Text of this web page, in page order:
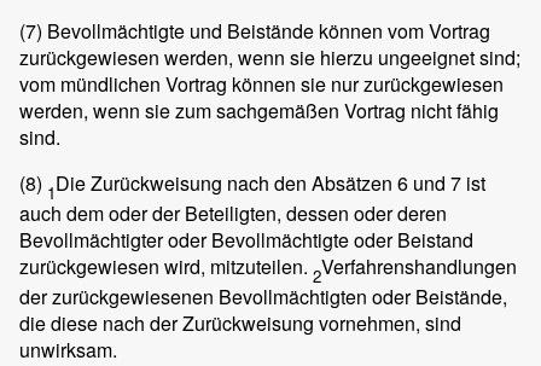
(7) Bevollmächtigte und Beistände können vom Vortrag
zurückgewiesen werden, wenn sie hierzu ungeeignet sind;
vom mündlichen Vortrag können sie nur zurückgewiesen
werden, wenn sie zum sachgemäßen Vortrag nicht fähig
sind.
(8) 1Die Zurückweisung nach den Absätzen 6 und 7 ist
auch dem oder der Beteiligten, dessen oder deren
Bevollmächtigter oder Bevollmächtigte oder Beistand
zurückgewiesen wird, mitzuteilen. 2Verfahrenshandlungen
der zurückgewiesenen Bevollmächtigten oder Beistände,
die diese nach der Zurückweisung vornehmen, sind
unwirksam.